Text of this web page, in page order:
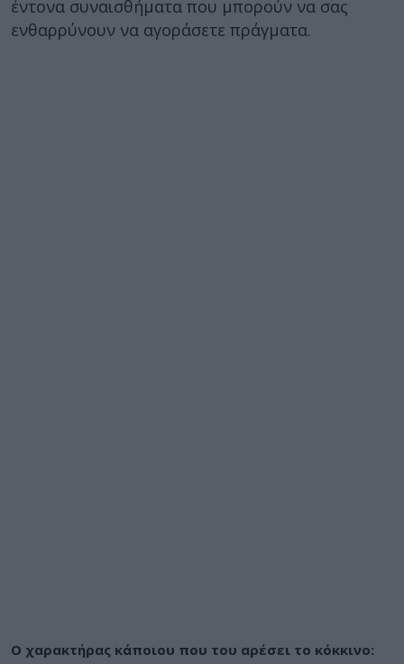
έντονα συναισθήματα που μπορούν να σας
ενθαρρύνουν να αγοράσετε πράγματα.
Ο χαρακτήρας κάποιου που του αρέσει το κόκκινο: